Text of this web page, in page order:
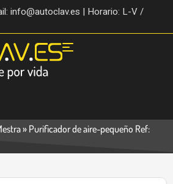
info@autoclav.es | Horario: L-V /
» Purificador de aire-pequeño Ref: